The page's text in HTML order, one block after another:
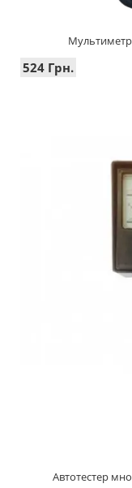
524 Грн.
Автотестер